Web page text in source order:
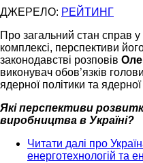
ДЖЕРЕЛО: РЕЙТИНГ
Про загальний стан справ
комплексі, перспективи
законодавстві розповів
виконувач обов’язків
ядерної політики та
Які перспективи
виробництва в Україні?
Читати далі про
енерготехнологій та